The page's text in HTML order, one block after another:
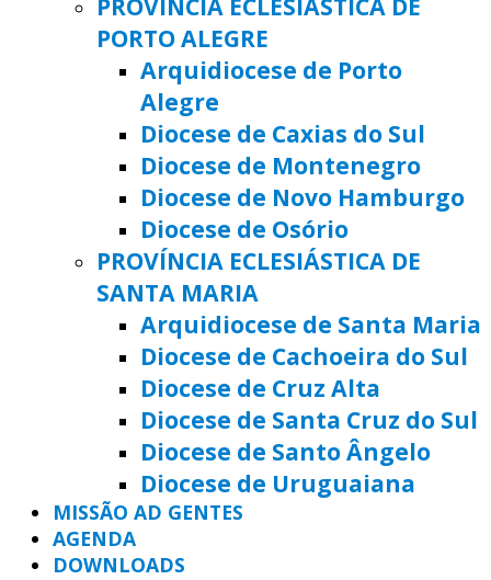
PROVÍNCIA ECLESIÁSTICA DE
PORTO ALEGRE
Arquidiocese de Porto
Alegre
Diocese de Caxias do Sul
Diocese de Montenegro
Diocese de Novo Hamburgo
Diocese de Osório
PROVÍNCIA ECLESIÁSTICA DE
SANTA MARIA
Arquidiocese de Santa Maria
Diocese de Cachoeira do Sul
Diocese de Cruz Alta
Diocese de Santa Cruz do Sul
Diocese de Santo Ângelo
Diocese de Uruguaiana
MISSÃO AD GENTES
AGENDA
DOWNLOADS